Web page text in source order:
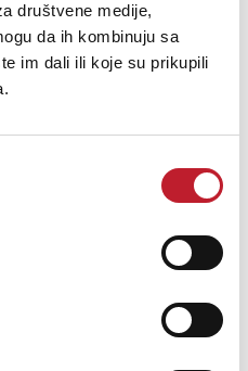
društvene medije,
da ih kombinuju sa
im dali ili koje su prikupili